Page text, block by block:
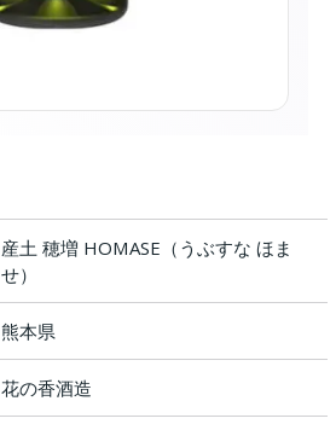
産土 穂増 HOMASE（うぶすな ほま
せ）
熊本県
花の香酒造